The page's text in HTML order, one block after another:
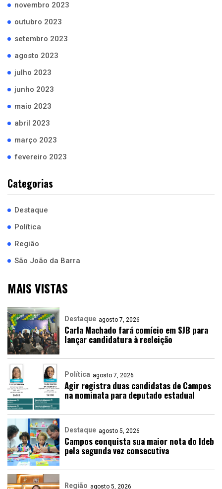
novembro 2023
outubro 2023
setembro 2023
agosto 2023
julho 2023
junho 2023
maio 2023
abril 2023
março 2023
fevereiro 2023
Categorias
Destaque
Política
Região
São João da Barra
MAIS VISTAS
Destaque agosto 7, 2026
Carla Machado fará comício em SJB para
lançar candidatura à reeleição
Política agosto 7, 2026
Agir registra duas candidatas de Campos
na nominata para deputado estadual
Destaque agosto 5, 2026
Campos conquista sua maior nota do Ideb
pela segunda vez consecutiva
Região agosto 5, 2026